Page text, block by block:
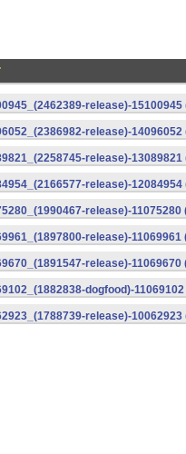
release)-15100945
release)-14096052
release)-13089821
release)-12084954
release)-11075280
release)-11069961
release)-11069670
dogfood)-
release)-10062923